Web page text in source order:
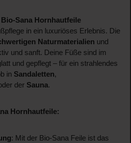
Bio-Sana Hornhautfeile
in ein luxuriöses Erlebnis. Die
Naturmaterialien und
und sanft. Deine Füße sind im
und gepflegt – für ein strahlendes
in Sandaletten,
der Sauna.
Hornhautfeile:
: Mit der Bio-Sana Feile ist das